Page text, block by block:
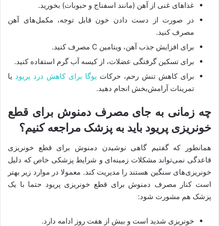
غذاهای غنی از آهن (مانند اسفناج و حبوبات) بخورید.
در صورت از دست دادن خون قابل توجه، مکمل‌های آهن
مصرف کنید.
برای افزایش جذب آهن، ویتامین C مصرف کنید.
برای تسکین گرفتگی عضلات، از کیسه آب گرم استفاده کنید.
برای کاهش تنش رحم، حرکات یوگا برای کاهش درد پریود یا
تمرینات آرامش‌بخش انجام دهید.
چه زمانی به‌ جای مصرف دمنوش برای قطع
خونریزی پریود باید به پزشک مراجعه کنیم؟
همانطور که گفتیم گاهی نوشیدن دمنوش برای قطع خونریزی
قاعدگی نمی‌تواند مشکلات زمینه‌ای و شرایط پزشکی خاص که دلیل
خونریزی‌های سنگین هستند را مدیریت کند. معمولا در موارد زیر بهتر
است کنار مصرف دمنوش برای قطع خونریزی پریود حتما با یک
پزشک هم مشورت شود:
خونریزی شدید است و بیش از هفت روز ادامه دارد.